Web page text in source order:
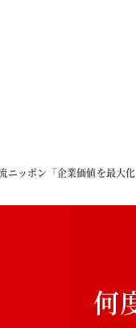
ニッポン「企業価値を最大
何